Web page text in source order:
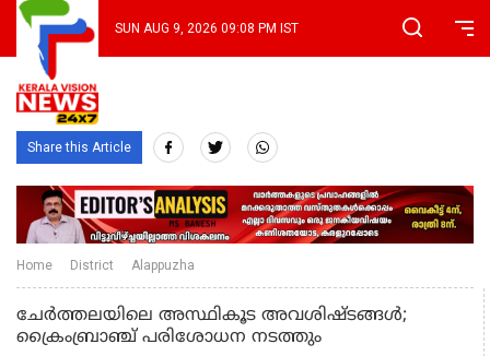
SUN AUG 9, 2026 09:08 PM IST
Share this Article
Home District Alappuzha
ചേര്‍ത്തലയിലെ അസ്ഥികൂട അവശിഷ്ടങ്ങള്‍;
ക്രൈംബ്രാഞ്ച് പരിശോധന നടത്തും